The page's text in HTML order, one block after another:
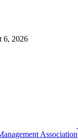
6, 2026
Association